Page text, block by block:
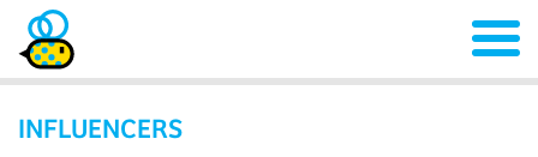
INFLUENCERS